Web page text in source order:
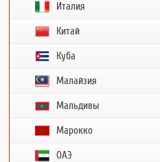
Италия
Китай
Куба
Малайзия
Мальдивы
Марокко
ОАЭ